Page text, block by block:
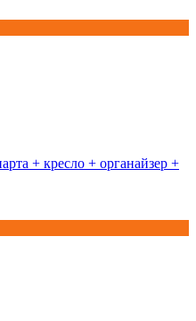
+ кресло + органайзер +